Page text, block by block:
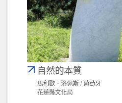
自然的本質
馬利歐．洛佩斯 / 葡萄牙
花蓮縣文化局